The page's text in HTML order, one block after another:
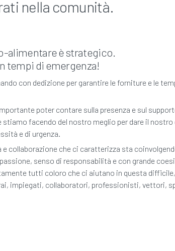
nella comunità.
alimentare è strategico.
tempi di emergenza!
con dedizione per garantire le forniture e le
poter contare sulla presenza e sul
stiamo facendo del nostro meglio per dare il
e di urgenza.
collaborazione che ci caratterizza sta
senso di responsabilità e con grande
tutti coloro che ci aiutano in questa
impiegati, collaboratori, professionisti, vettori,